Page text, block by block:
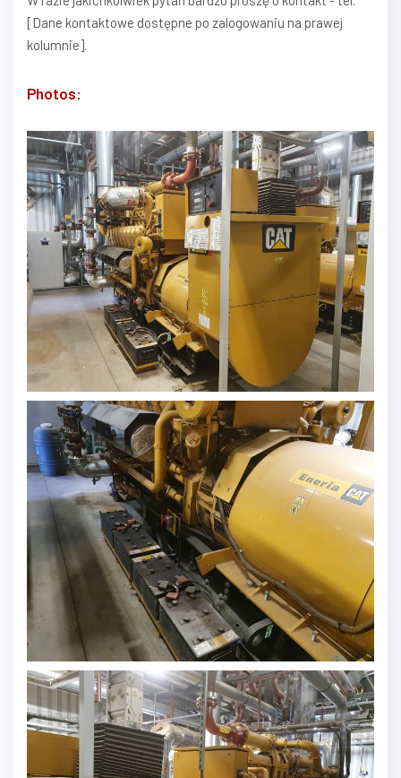
[Dane kontaktowe dostępne po zalogowaniu na prawej
kolumnie].
Photos: